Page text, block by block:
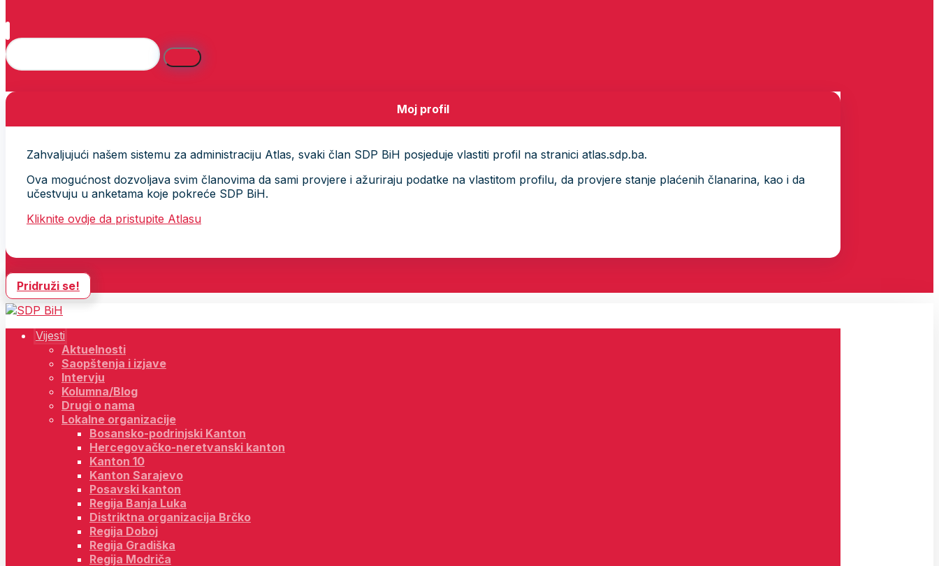
Moj profil
Zahvaljujući našem sistemu za administraciju Atlas, svaki član SDP BiH posjeduje vlastiti profil na stranici atlas.sdp.ba.
Ova mogućnost dozvoljava svim članovima da sami provjere i ažuriraju podatke na vlastitom profilu, da provjere stanje plaćenih članarina, kao i da
učestvuju u anketama koje pokreće SDP BiH.
Kliknite ovdje da pristupite Atlasu
Pridruži se!
Vijesti
Aktuelnosti
Saopštenja i izjave
Intervju
Kolumna/Blog
Drugi o nama
Lokalne organizacije
Bosansko-podrinjski Kanton
Hercegovačko-neretvanski kanton
Kanton 10
Kanton Sarajevo
Posavski kanton
Regija Banja Luka
Distriktna organizacija Brčko
Regija Doboj
Regija Gradiška
Regija Modriča